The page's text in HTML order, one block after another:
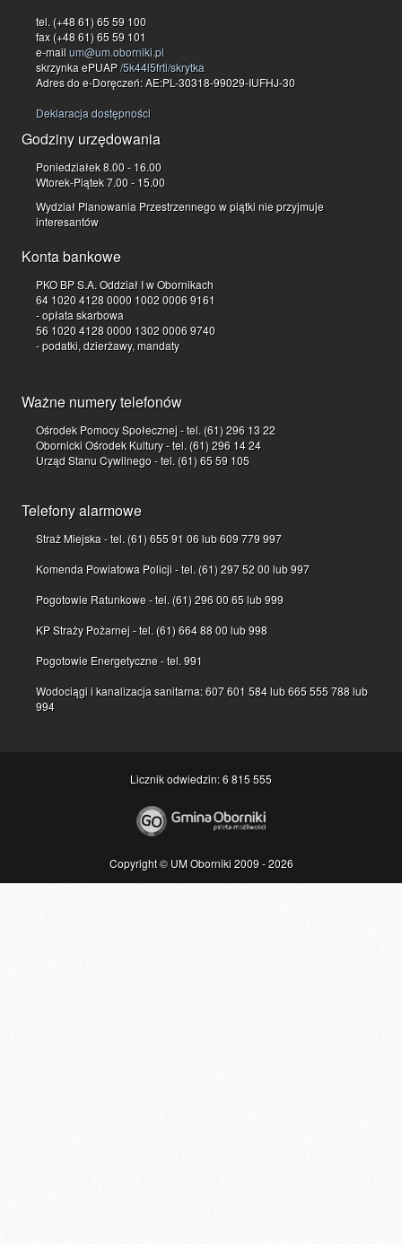
tel. (+48 61) 65 59 100
fax (+48 61) 65 59 101
e-mailum@um.oborniki.pl
skrzynka ePUAP/5k44l5frti/skrytka
Adres do e-Doręczeń: AE:PL-30318-99029-IUFHJ-30
Deklaracja dostępności
Godziny urzędowania
Poniedziałek 8.00 - 16.00
Wtorek-Piątek 7.00 - 15.00
Wydział Planowania Przestrzennego w piątki nie przyjmuje
interesantów
Konta bankowe
PKO BP S.A. Oddział I w Obornikach
64 1020 4128 0000 1002 0006 9161
- opłata skarbowa
56 1020 4128 0000 1302 0006 9740
- podatki, dzierżawy, mandaty
Ważne numery telefonów
Ośrodek Pomocy Społecznej - tel. (61) 296 13 22
Obornicki Ośrodek Kultury - tel. (61) 296 14 24
Urząd Stanu Cywilnego - tel. (61) 65 59 105
Telefony alarmowe
Straż Miejska - tel. (61) 655 91 06 lub 609 779 997
Komenda Powiatowa Policji - tel. (61) 297 52 00 lub 997
Pogotowie Ratunkowe - tel. (61) 296 00 65 lub 999
KP Straży Pożarnej - tel. (61) 664 88 00 lub 998
Pogotowie Energetyczne - tel. 991
Wodociągi i kanalizacja sanitarna: 607 601 584 lub 665 555 788 lub
994
Licznik odwiedzin: 6 815 555
Copyright © UM Oborniki 2009 - 2026